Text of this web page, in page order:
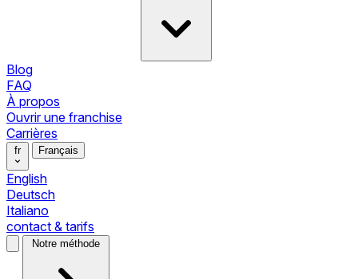
Blog
FAQ
À propos
Ouvrir une franchise
Carrières
fr Français
English
Deutsch
Italiano
contact & tarifs
Notre méthode